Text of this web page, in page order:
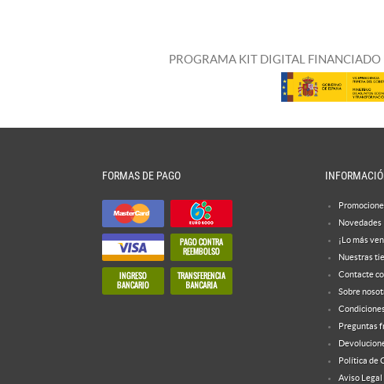
PROGRAMA KIT DIGITAL FINANCIADO
FORMAS DE PAGO
Novedades
¡Lo más
Nuestras
Contacte
Sobre
Preguntas
Política de
Aviso Legal